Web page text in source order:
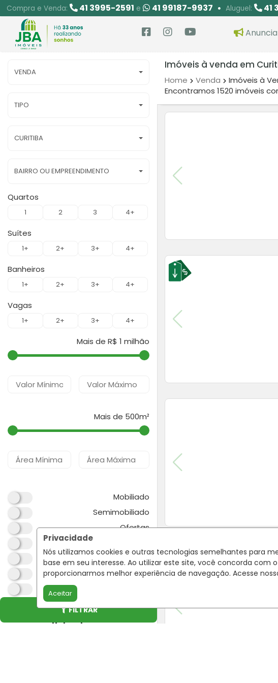
Compra e Venda: 41 3995-2591 e 41 99187-9937 Aluguel: 41
Privacidade
Nós utilizamos cookies e outras tecnologias semelhantes para
base em seu interesse. Ao utilizar este site, você concorda
proporcionarmos melhor experiência de navegação. Acesse
Aceitar
Imóveis à venda em
Home Venda
Imóveis à
Encontramos 1520 imóveis
VENDA
TIPO
CURITIBA
BAIRRO OU EMPREENDIMENTO
Quartos
1 2 3 4+
Suítes
1+ 2+ 3+ 4+
Banheiros
1+ 2+ 3+ 4+
Vagas
1+ 2+ 3+ 4+
Mais de R$ 1 milhão
Mais de 500m²
Mobiliado
Semimobiliado
Ofertas
Estuda Permuta
Pet Friendly
Reservado
Minha Casa Minha Vida
Comodidades
FILTRAR